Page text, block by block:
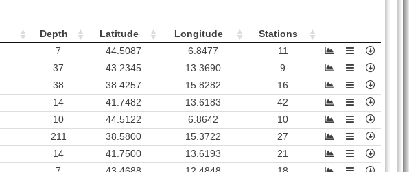
Depth Latitude Longitude
Stations
7 44.5087 6.8477
11
37 43.2345 13.3690
9
38 38.4257 15.8282
16
14 41.7482 13.6183
42
10 44.5122 6.8642
10
211 38.5800 15.3722
27
14 41.7500 13.6193
21